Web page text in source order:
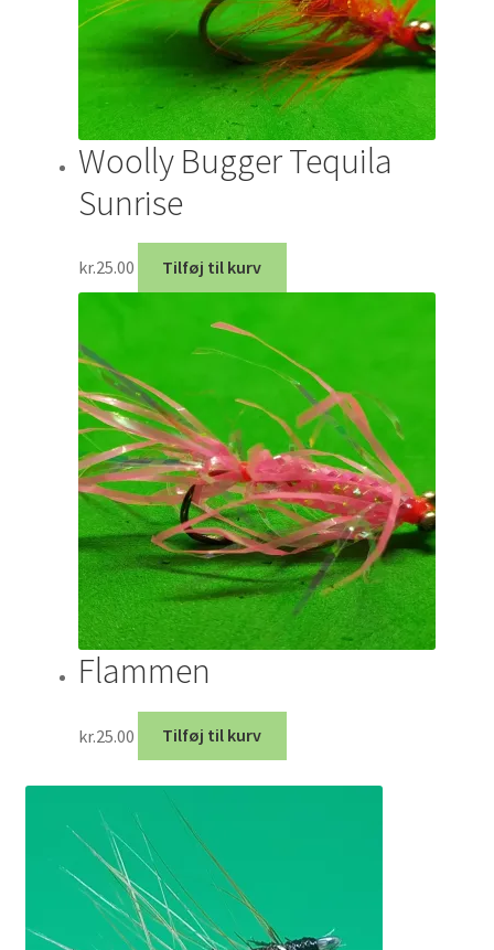
Woolly Bugger Tequila
Sunrise
kr.25.00 Tilføj til kurv
Flammen
kr.25.00 Tilføj til kurv